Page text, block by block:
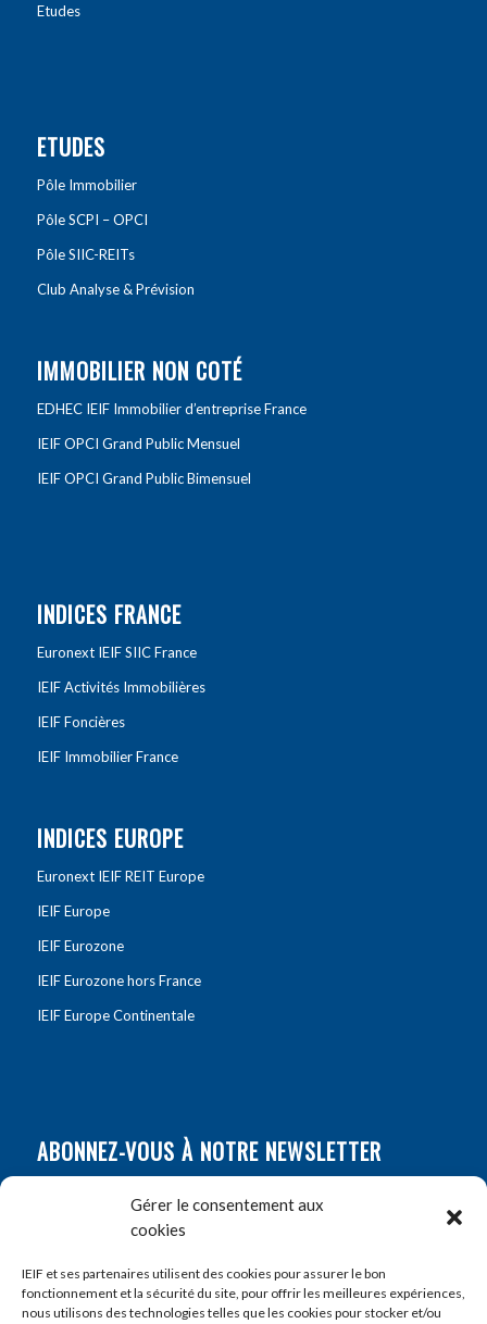
Gérer le consentement aux
cookies
IEIF et ses partenaires utilisent des cookies pour assurer le bon
fonctionnement et la sécurité du site, pour offrir les meilleures expériences,
nous utilisons des technologies telles que les cookies pour stocker et/ou
Etudes
ETUDES
Pôle Immobilier
Pôle SCPI – OPCI
Pôle SIIC-REITs
Club Analyse & Prévision
IMMOBILIER NON COTÉ
EDHEC IEIF Immobilier d’entreprise France
IEIF OPCI Grand Public Mensuel
IEIF OPCI Grand Public Bimensuel
INDICES FRANCE
Euronext IEIF SIIC France
IEIF Activités Immobilières
IEIF Foncières
IEIF Immobilier France
INDICES EUROPE
Euronext IEIF REIT Europe
IEIF Europe
IEIF Eurozone
IEIF Eurozone hors France
IEIF Europe Continentale
ABONNEZ-VOUS À NOTRE NEWSLETTER
Prénom*